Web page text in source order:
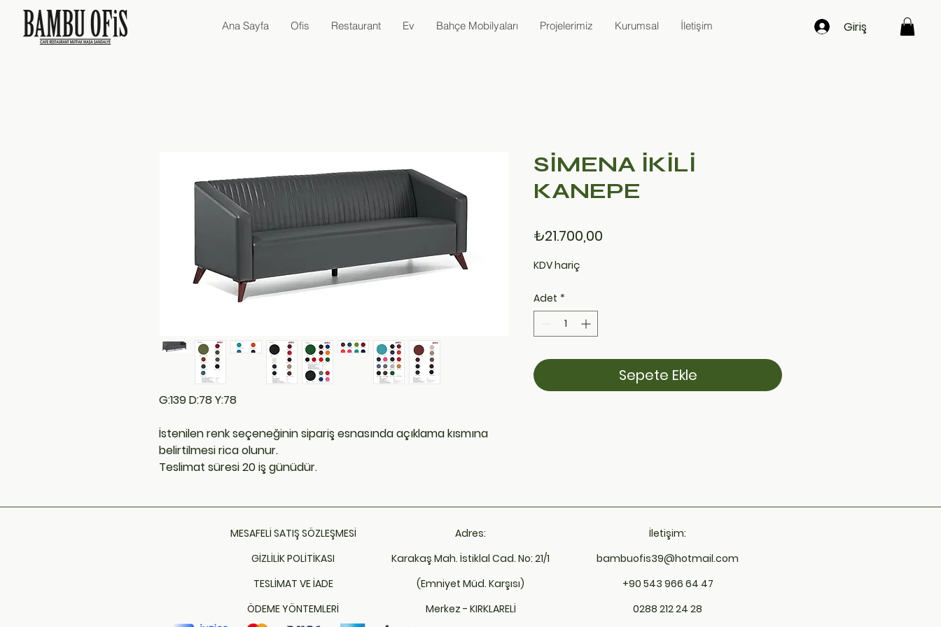
Ana Sayfa Ofis Restaurant Ev Bahçe Mobilyaları Projelerimiz Kurumsal İletişim Giriş
G:139 D:78 Y:78
İstenilen renk seçeneğinin sipariş esnasında açıklama kısmına
belirtilmesi rica olunur.
Teslimat süresi 20 iş günüdür.
SİMENA İKİLİ
KANEPE
₺21.700,00
KDV hariç
Adet *
Sepete Ekle
MESAFELİ SATIŞ SÖZLEŞMESİ
GİZLİLİK POLİTİKASI
TESLİMAT VE İADE
ÖDEME YÖNTEMLERİ
Adres:
Karakaş Mah. İstiklal Cad. No: 21/1
(Emniyet Müd. Karşısı)
Merkez - KIRKLARELİ
İletişim:
bambuofis39@hotmail.com
+90 543 966 64 47
0288 212 24 28